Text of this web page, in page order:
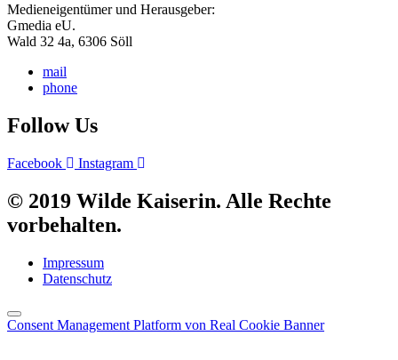
Medieneigentümer und Herausgeber:
Gmedia eU.
Wald 32 4a, 6306 Söll
mail
phone
Follow Us
Facebook Instagram
© 2019 Wilde Kaiserin. Alle Rechte
vorbehalten.
Impressum
Datenschutz
Consent Management Platform von Real Cookie Banner